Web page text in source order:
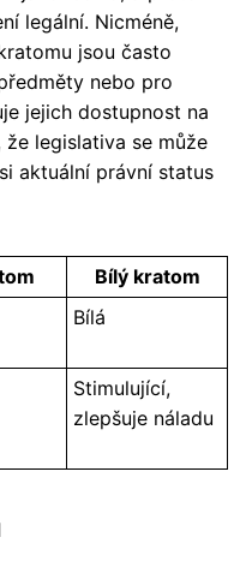
legální. Nicméně,
jsou často
nebo pro
jejich dostupnost na
legislativa se může
aktuální právní status
Bílý kratom
Bílá
Stimulující,
zlepšuje náladu